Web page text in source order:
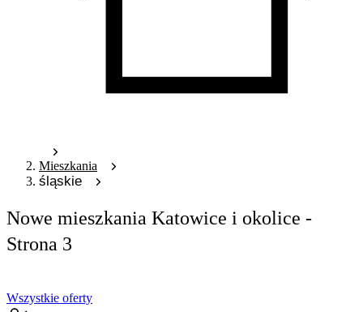
Mieszkania
śląskie
Nowe mieszkania Katowice i okolice -
Strona 3
Wszystkie oferty